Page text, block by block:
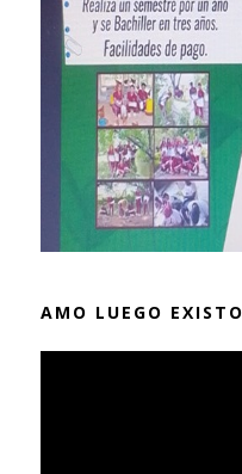
AMO LUEGO EXISTO